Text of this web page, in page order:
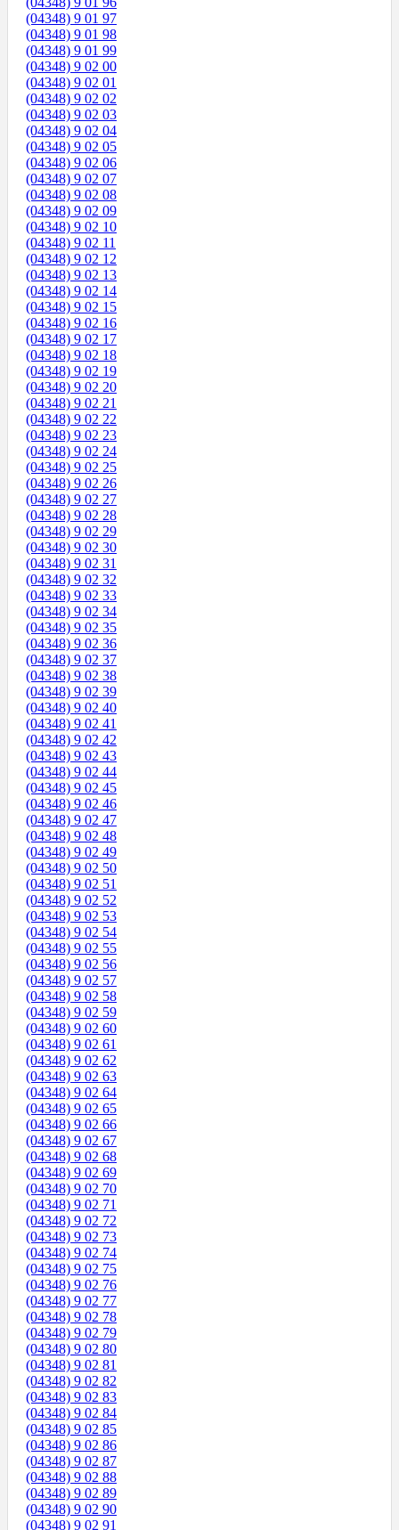
(04348) 9 01 97
(04348) 9 01 98
(04348) 9 01 99
(04348) 9 02 00
(04348) 9 02 01
(04348) 9 02 02
(04348) 9 02 03
(04348) 9 02 04
(04348) 9 02 05
(04348) 9 02 06
(04348) 9 02 07
(04348) 9 02 08
(04348) 9 02 09
(04348) 9 02 10
(04348) 9 02 11
(04348) 9 02 12
(04348) 9 02 13
(04348) 9 02 14
(04348) 9 02 15
(04348) 9 02 16
(04348) 9 02 17
(04348) 9 02 18
(04348) 9 02 19
(04348) 9 02 20
(04348) 9 02 21
(04348) 9 02 22
(04348) 9 02 23
(04348) 9 02 24
(04348) 9 02 25
(04348) 9 02 26
(04348) 9 02 27
(04348) 9 02 28
(04348) 9 02 29
(04348) 9 02 30
(04348) 9 02 31
(04348) 9 02 32
(04348) 9 02 33
(04348) 9 02 34
(04348) 9 02 35
(04348) 9 02 36
(04348) 9 02 37
(04348) 9 02 38
(04348) 9 02 39
(04348) 9 02 40
(04348) 9 02 41
(04348) 9 02 42
(04348) 9 02 43
(04348) 9 02 44
(04348) 9 02 45
(04348) 9 02 46
(04348) 9 02 47
(04348) 9 02 48
(04348) 9 02 49
(04348) 9 02 50
(04348) 9 02 51
(04348) 9 02 52
(04348) 9 02 53
(04348) 9 02 54
(04348) 9 02 55
(04348) 9 02 56
(04348) 9 02 57
(04348) 9 02 58
(04348) 9 02 59
(04348) 9 02 60
(04348) 9 02 61
(04348) 9 02 62
(04348) 9 02 63
(04348) 9 02 64
(04348) 9 02 65
(04348) 9 02 66
(04348) 9 02 67
(04348) 9 02 68
(04348) 9 02 69
(04348) 9 02 70
(04348) 9 02 71
(04348) 9 02 72
(04348) 9 02 73
(04348) 9 02 74
(04348) 9 02 75
(04348) 9 02 76
(04348) 9 02 77
(04348) 9 02 78
(04348) 9 02 79
(04348) 9 02 80
(04348) 9 02 81
(04348) 9 02 82
(04348) 9 02 83
(04348) 9 02 84
(04348) 9 02 85
(04348) 9 02 86
(04348) 9 02 87
(04348) 9 02 88
(04348) 9 02 89
(04348) 9 02 90
(04348) 9 02 91